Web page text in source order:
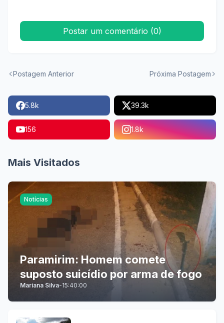
Postar um comentário (0)
Postagem Anterior Próxima Postagem
5.8k 39.3k
156 1.8k
Mais Visitados
Notícias
Paramirim: Homem comete
suposto suicídio por arma de fogo
Mariana Silva-15:40:00